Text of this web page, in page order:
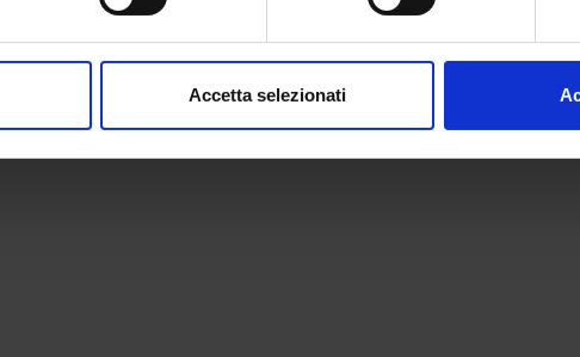
in qualsiasi momento dalla Dichiarazione sui cookie.
Accetta selezionati